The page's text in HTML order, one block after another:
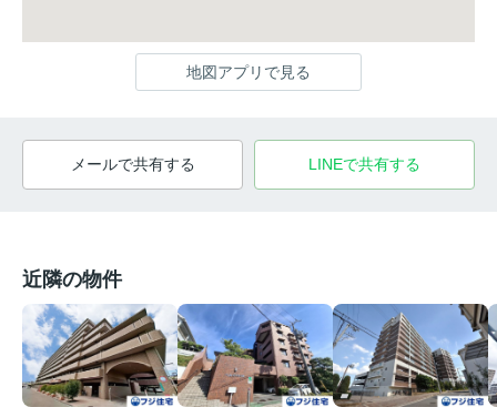
地図アプリで見る
メールで共有する LINEで共有する
近隣の物件